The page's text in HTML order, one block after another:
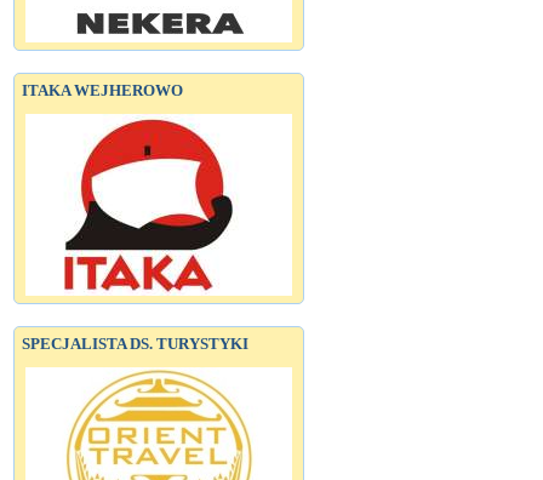
ITAKA WEJHEROWO
SPECJALISTA DS. TURYSTYKI